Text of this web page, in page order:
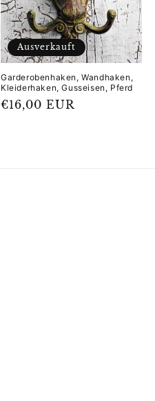
Ausverkauft
Garderobenhaken, Wandhaken,
Kleiderhaken, Gusseisen, Pferd
Normaler
€16,00 EUR